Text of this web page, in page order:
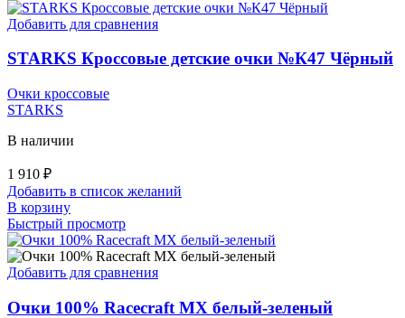
Добавить для сравнения
STARKS Кроссовые детские очки №К47 Чёрный
Очки кроссовые
STARKS
В наличии
1 910 ₽
Добавить в список желаний
В корзину
Быстрый просмотр
Добавить для сравнения
Очки 100% Racecraft MX белый-зеленый